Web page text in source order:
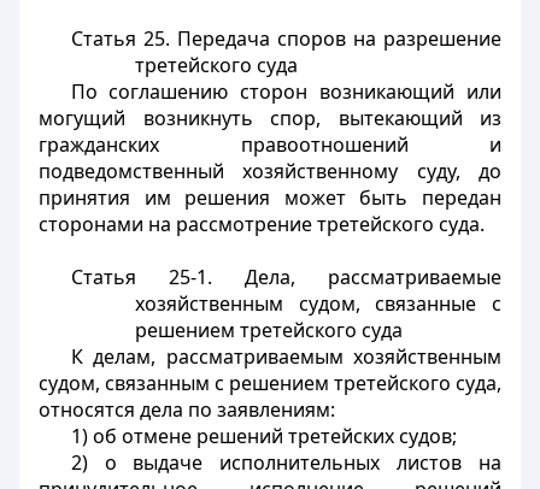
Статья 25. Передача споров на разрешение
третейского суда
По соглашению сторон возникающий или
могущий возникнуть спор, вытекающий из
гражданских правоотношений и
подведомственный хозяйственному суду, до
принятия им решения может быть передан
сторонами на рассмотрение третейского суда.
Статья 25-1. Дела, рассматриваемые
хозяйственным судом, связанные с
решением третейского суда
К делам, рассматриваемым хозяйственным
судом, связанным с решением третейского суда,
относятся дела по заявлениям:
1) об отмене решений третейских судов;
2) о выдаче исполнительных листов на